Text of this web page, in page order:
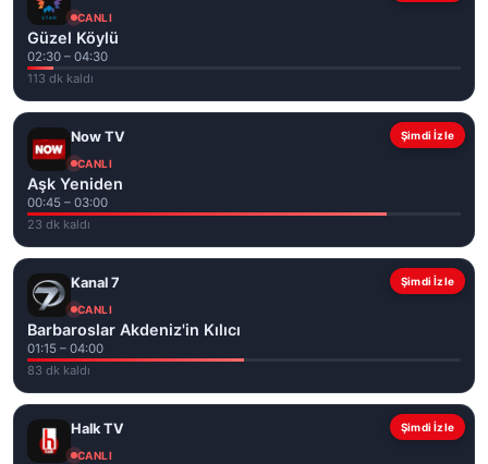
CANLI
Güzel Köylü
02:30 – 04:30
113 dk kaldı
Şimdi İzle
Now TV
CANLI
Aşk Yeniden
00:45 – 03:00
23 dk kaldı
Şimdi İzle
Kanal 7
CANLI
Barbaroslar Akdeniz'in Kılıcı
01:15 – 04:00
83 dk kaldı
Şimdi İzle
Halk TV
CANLI